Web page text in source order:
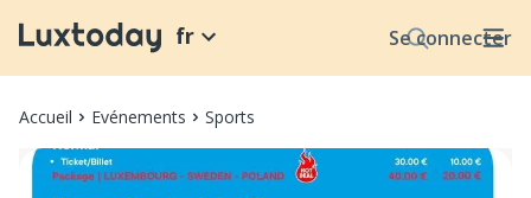
Se connecter
fr
Accueil Evénements Sports